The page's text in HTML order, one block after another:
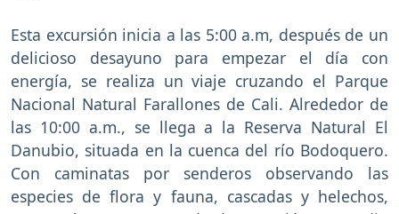
Esta excursión inicia a las 5:00 a.m, después de un
delicioso desayuno para empezar el día con
energía, se realiza un viaje cruzando el Parque
Nacional Natural Farallones de Cali. Alrededor de
las 10:00 a.m., se llega a la Reserva Natural El
Danubio, situada en la cuenca del río Bodoquero.
Con caminatas por senderos observando las
especies de flora y fauna, cascadas y helechos,